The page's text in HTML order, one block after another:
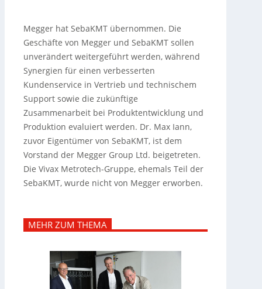
Megger hat SebaKMT übernommen. Die
Geschäfte von Megger und SebaKMT sollen
unverändert weitergeführt werden, während
Synergien für einen verbesserten
Kundenservice in Vertrieb und technischem
Support sowie die zukünftige
Zusammenarbeit bei Produktentwicklung und
Produktion evaluiert werden. Dr. Max Iann,
zuvor Eigentümer von SebaKMT, ist dem
Vorstand der Megger Group Ltd. beigetreten.
Die Vivax Metrotech-Gruppe, ehemals Teil der
SebaKMT, wurde nicht von Megger erworben.
MEHR ZUM THEMA